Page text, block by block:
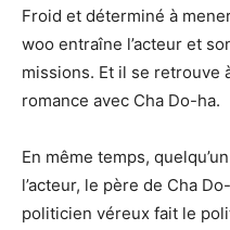
Froid et déterminé à
woo entraîne l’acteur et
missions. Et il se retrouve
romance avec Cha Do-ha.
En même temps,
l’acteur, le père de Cha
politicien véreux fait le